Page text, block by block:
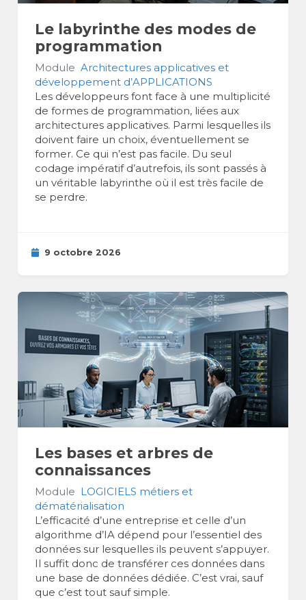
Le labyrinthe des modes de
programmation
Module Architectures applicatives et
développement d’APPLICATIONS
Les développeurs font face à une multiplicité
de formes de programmation, liées aux
architectures applicatives. Parmi lesquelles ils
doivent faire un choix, éventuellement se
former. Ce qui n’est pas facile. Du seul
codage impératif d’autrefois, ils sont passés à
un véritable labyrinthe où il est très facile de
se perdre.
9 octobre 2026
Les bases et arbres de
connaissances
Module LOGICIELS métiers et
dématérialisation
L’efficacité d’une entreprise et celle d’un
algorithme d’IA dépend pour l’essentiel des
données sur lesquelles ils peuvent s’appuyer.
Il suffit donc de transférer ces données dans
une base de données dédiée. C’est vrai, sauf
que c’est tout sauf simple.